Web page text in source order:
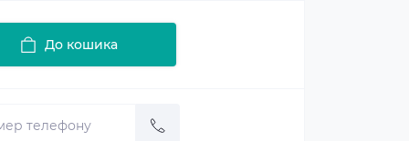
До кошика